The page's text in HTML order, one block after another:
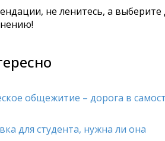
не ленитесь, а выберите
общежитие – дорога в
для студента, нужна ли она